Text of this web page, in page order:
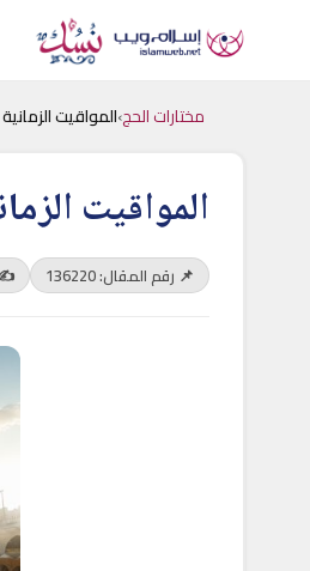
مختارات الحج›المواقيت
المواقيت
📌 رقم المقال: 136220 ✍️